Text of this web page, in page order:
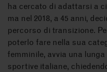
ha cercato di adattarsi a
ma nel 2018, a 45 anni,
percorso di transizione.
poterlo fare nella sua
femminile, avvia una
sportive italiane,